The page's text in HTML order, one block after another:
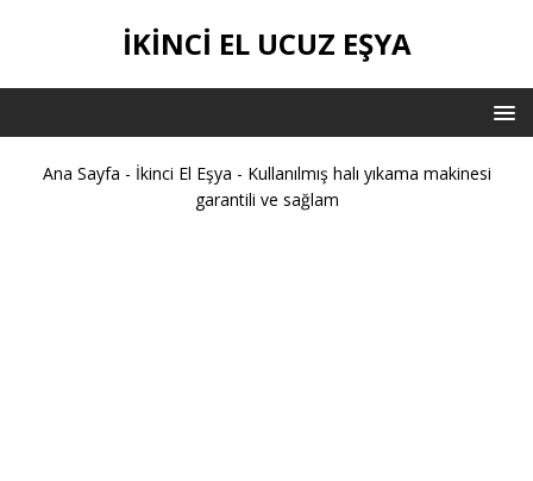
İKİNCİ EL UCUZ EŞYA
Ana Sayfa - İkinci El Eşya - Kullanılmış halı yıkama makinesi
garantili ve sağlam